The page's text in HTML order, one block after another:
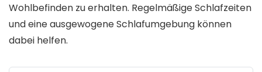
Wohlbefinden zu erhalten. Regelmäßige Schlafzeiten
und eine ausgewogene Schlafumgebung können
dabei helfen.